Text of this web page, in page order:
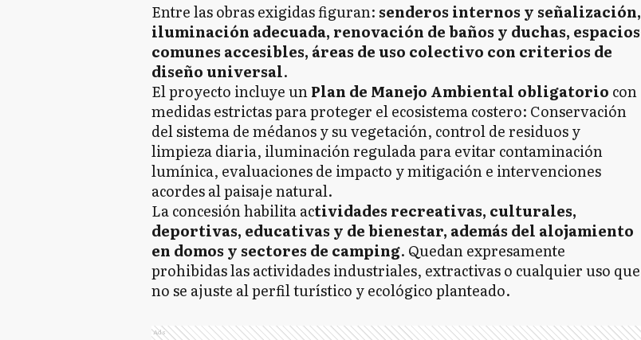
Entre las obras exigidas figuran: senderos internos y señalización,
iluminación adecuada, renovación de baños y duchas, espacios
comunes accesibles, áreas de uso colectivo con criterios de
diseño universal.
El proyecto incluye unPlan de Manejo Ambiental obligatorio con
medidas estrictas para proteger el ecosistema costero: Conservación
del sistema de médanos y su vegetación, control de residuos y
limpieza diaria, iluminación regulada para evitar contaminación
lumínica, evaluaciones de impacto y mitigación e intervenciones
acordes al paisaje natural.
La concesión habilita actividades recreativas, culturales,
deportivas, educativas y de bienestar, además del alojamiento
en domos y sectores de camping. Quedan expresamente
prohibidas las actividades industriales, extractivas o cualquier uso que
no se ajuste al perfil turístico y ecológico planteado.
Ads